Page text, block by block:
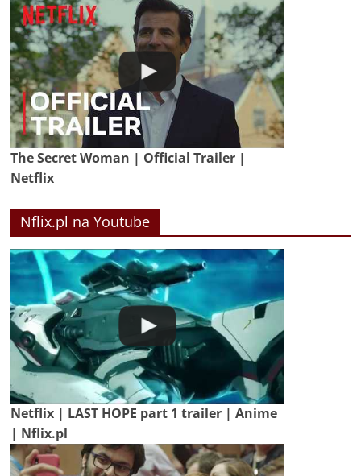
The Secret Woman | Official Trailer |
Netflix
Nflix.pl na Youtube
Netflix | LAST HOPE part 1 trailer | Anime
| Nflix.pl